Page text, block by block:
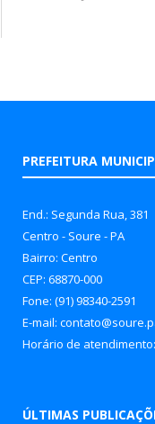
PREFEITURA
End.: Segunda Rua, 381
Centro - Soure - PA
Bairro: Centro
CEP: 68870-000
Fone: (91) 98340-2591
E-mail:
Horário de atendimento:
ÚLTIMAS